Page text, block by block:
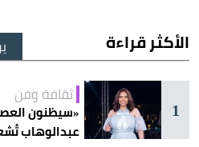
الأكثر قراءة
1
ثقافة وفن
«سيظنون
عبدالوهاب